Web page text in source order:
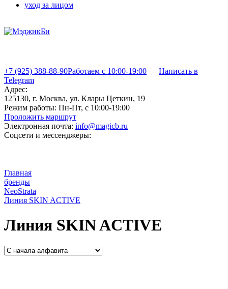
уход за лицом
+7 (925) 388-88-90Работаем с 10:00-19:00
Написать в
Telegram
Адрес:
125130, г. Москва, ул. Клары Цеткин, 19
Режим работы: Пн-Пт, с 10:00-19:00
Проложить маршрут
Электронная почта: info@magicb.ru
Соцсети и мессенджеры:
Главная
бренды
NeoStrata
Линия SKIN ACTIVE
Линия SKIN ACTIVE